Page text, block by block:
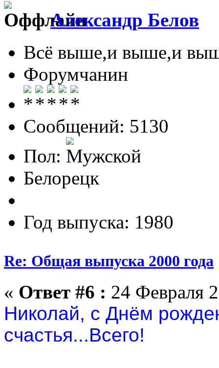
Александр Белов
Всё выше,и выше,и
Форумчанин
Сообщений: 5130
Пол:
Белорецк
Год выпуска: 1980
Re: Общая выпуска 2000 года
« Ответ #6 : 24 Февраля
Николай, с Днём
счастья...Всего!